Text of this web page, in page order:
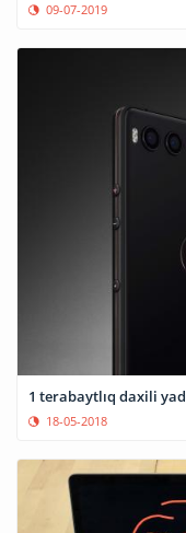
09-07-2019
1 terabaytlıq daxili
18-05-2018